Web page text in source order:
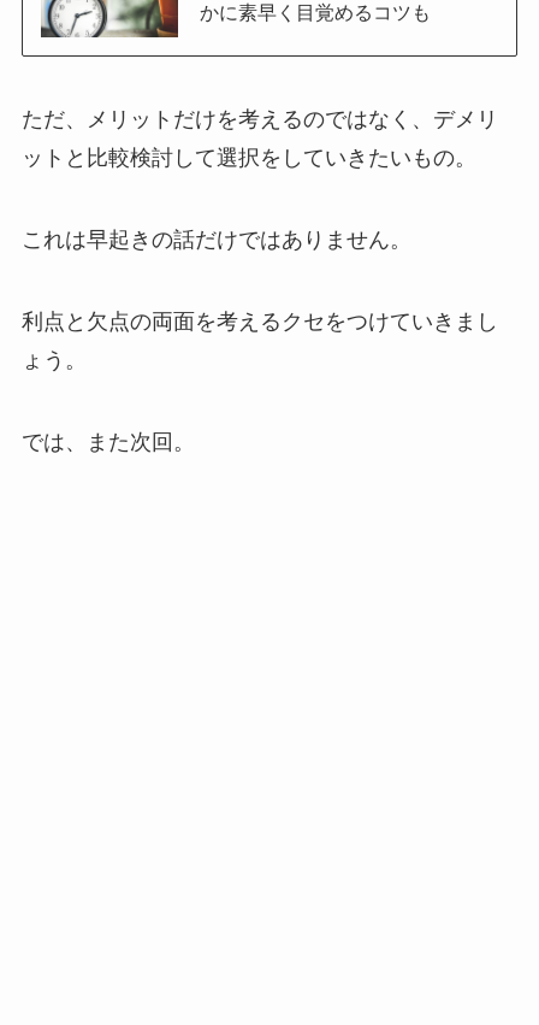
かに素早く目覚めるコツも
ただ、メリットだけを考えるのではなく、デメリ
ットと比較検討して選択をしていきたいもの。
これは早起きの話だけではありません。
利点と欠点の両面を考えるクセをつけていきまし
ょう。
では、また次回。